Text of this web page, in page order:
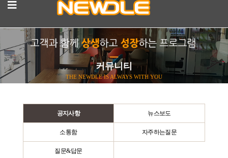
커뮤니티
THE NEWDLE IS ALWAYS WITH YOU
공지사항 뉴스보도
소통함 자주하는질문
질문&답문